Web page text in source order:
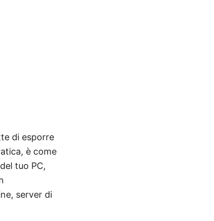
di esporre
è come
tuo PC,
server di